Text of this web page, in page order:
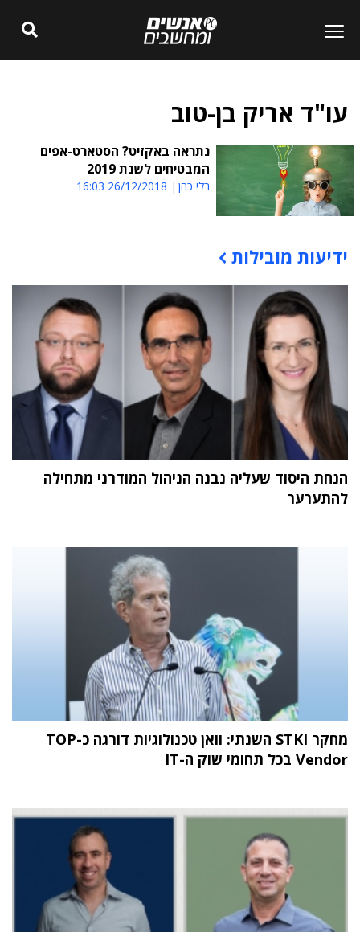
עו"ד אריק בן-טוב
נתראה באקזיט? הסטארט-אפים
המבטיחים לשנת 2019
רלי כהן 26/12/2018 16:03
תוכן פרסומי
ידיעות מובילות
הנחת היסוד שעליה נבנה הניהול המודרני מתחילה
להתערער
מחקר STKI השנתי: וואן טכנולוגיות דורגה כ-TOP
Vendor בכל תחומי שוק ה-IT